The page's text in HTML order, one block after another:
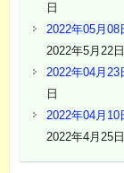
日
2022年05月
2022年5月22日
2022年04月
日
2022年04月
2022年4月25日